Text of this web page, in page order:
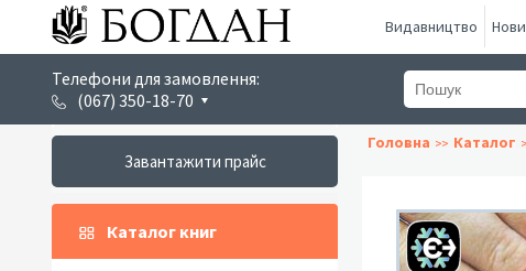
Видавництво
Телефони для замовлення:
(067) 350-18-70
Завантажити прайс
Каталог книг
Головна Каталог